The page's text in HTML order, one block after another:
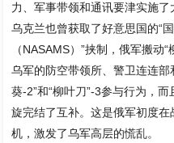
力、军事带领和通讯要津实施
乌克兰也曾获取了好意思国的“
（NASAMS）”挟制，俄军搬动
乌军的防空带领所、警卫连连
葵-2”和“柳叶刀”-3参与行为，
旋完结了互补。这是俄军初度
机，激发了乌军高层的慌乱。